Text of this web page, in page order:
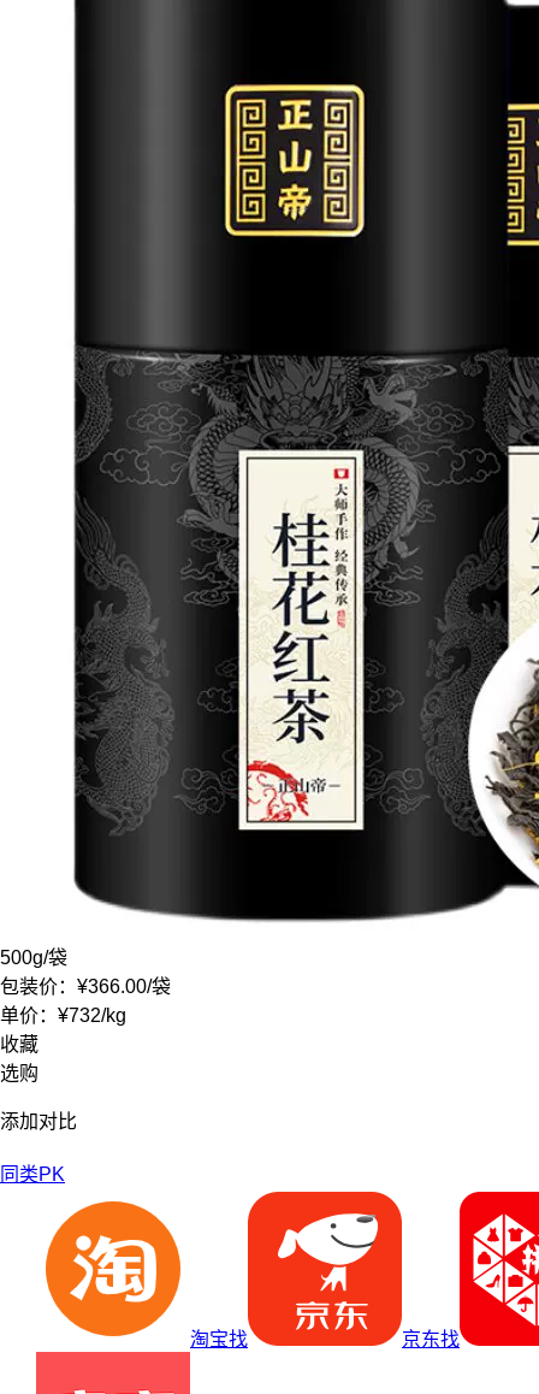
500g/袋
包装价： ¥366.00/袋
单价： ¥732/kg
收藏
选购
添加对比
同类PK
淘宝找 京东找